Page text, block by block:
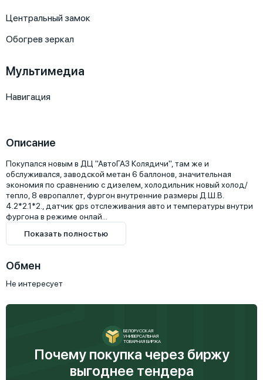
Центральный замок
Обогрев зеркал
Мультимедиа
Навигация
Описание
Покупался новым в ДЦ "АвтоГАЗ Колядичи", там же и
обслуживался, заводской метан 6 баллонов, значительная
экономия по сравнению с дизелем, холодильник новый холод/
тепло, 8 европаллет, фургон внутренние размеры Д.Ш.В.
4.2*2.1*2., датчик gps отслеживания авто и температуры внутри
фургона в режиме онлай...
Показать полностью
Обмен
Не интересует
БЕЛОРУССКАЯ
УНИВЕРСАЛЬНАЯ
ТОВАРНАЯ БИРЖА
Почему покупка через биржу
выгоднее тендера